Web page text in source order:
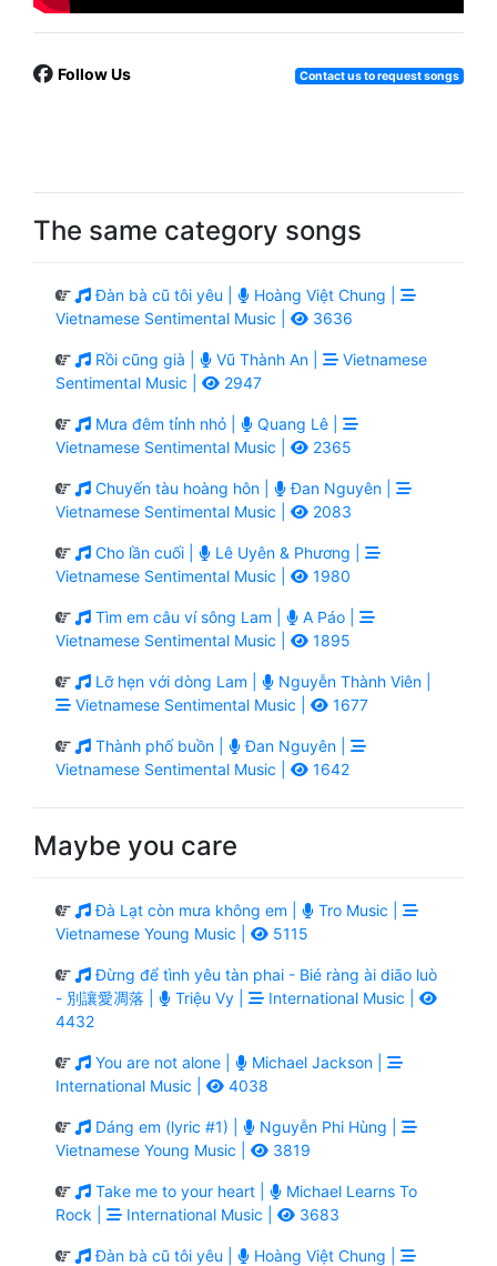
Follow Us Contact us to request songs
The same category songs
Đàn bà cũ tôi yêu |
Hoàng Việt Chung |
Vietnamese Sentimental Music |
3636
Rồi cũng già | Vũ Thành An |
Vietnamese
Sentimental Music |
2947
Mưa đêm tỉnh nhỏ |
Quang Lê |
Vietnamese Sentimental Music |
2365
Chuyến tàu hoàng hôn |
Đan Nguyên |
Vietnamese Sentimental Music |
2083
Cho lần cuối |
Lê Uyên & Phương |
Vietnamese Sentimental Music |
1980
Tìm em câu ví sông Lam |
A Páo |
Vietnamese Sentimental Music |
1895
Lỡ hẹn với dòng Lam |
Nguyễn Thành Viên |
Vietnamese Sentimental Music |
1677
Thành phố buồn |
Đan Nguyên |
Vietnamese Sentimental Music |
1642
Maybe you care
Đà Lạt còn mưa không em |
Tro Music |
Vietnamese Young Music |
5115
Đừng để tình yêu tàn phai - Bié ràng ài diāo luò
- 別讓愛凋落 |
Triệu Vy |
International Music |
4432
You are not alone |
Michael Jackson |
International Music |
4038
Dáng em (lyric #1) |
Nguyễn Phi Hùng |
Vietnamese Young Music |
3819
Take me to your heart |
Michael Learns To
Rock |
International Music | 3683
Đàn bà cũ tôi yêu |
Hoàng Việt Chung |